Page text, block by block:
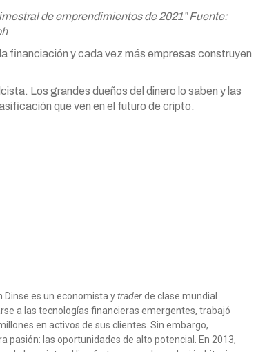
de emprendimientos de 2021” Fuente:
financiación y cada vez más empresas construyen
Los grandes dueños del dinero lo saben y las
que ven en el futuro de cripto.
Dinse es un economista ytraderde clase mundial
a las tecnologías financieras emergentes, trabajó
en activos de sus clientes. Sin embargo,
pasión: las oportunidades de alto potencial. En 2013,